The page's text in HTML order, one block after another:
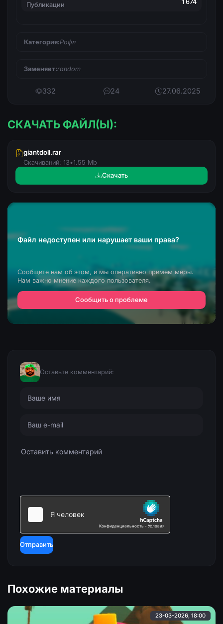
Публикации 1 674
Категория:Рофл
Заменяет:random
332 24 27.06.2025
СКАЧАТЬ ФАЙЛ(Ы):
giantdoll.rar
Скачиваний: 13•1.55 Mb
Скачать
Файл недоступен или нарушает ваши права?
Сообщите нам об этом, и мы оперативно примем меры.
Нам важно мнение каждого пользователя.
Сообщить о проблеме
Оставьте комментарий:
Отправить
Похожие материалы
23-03-2026, 18:00